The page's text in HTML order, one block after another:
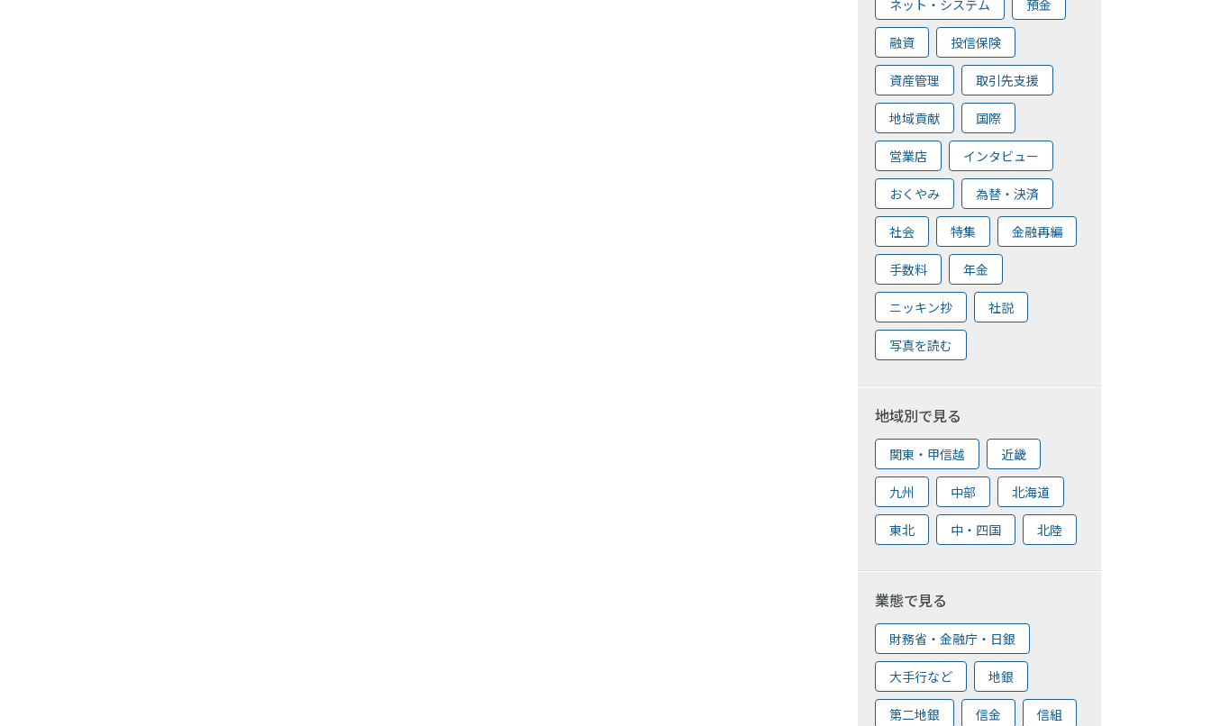
ネット・システム 預金
融資 投信保険
資産管理 取引先支援
地域貢献 国際
営業店 インタビュー
おくやみ 為替・決済
社会 特集 金融再編
手数料 年金
ニッキン抄 社説
写真を読む
地域別で見る
関東・甲信越 近畿
九州 中部 北海道
東北 中・四国 北陸
業態で見る
財務省・金融庁・日銀
大手行など 地銀
第二地銀 信金 信組